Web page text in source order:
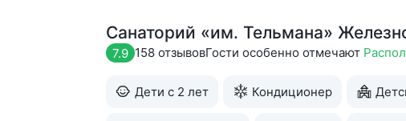
Санаторий «им. Тельмана»
7.9 158 отзывовГости особенно отмечают
Дети с 2 лет Кондиционер